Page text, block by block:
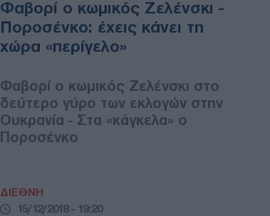
Φαβορί ο κωμικός Ζελένσκι -
Ποροσένκο: έχεις κάνει τη
χώρα «περίγελο»
Φαβορί ο κωμικός Ζελένσκι στο
δεύτερο γύρο των εκλογών στην
Ουκρανία - Στα «κάγκελα» ο
Ποροσένκο
ΔΙΕΘΝΗ
15/12/2018 - 19:20